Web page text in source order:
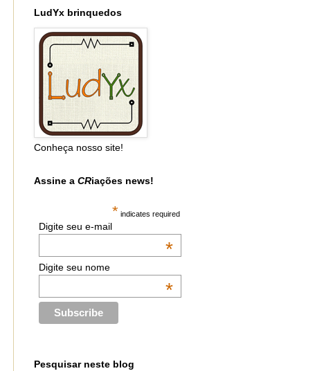
LudYx brinquedos
Conheça nosso site!
Assine a CRiações news!
* indicates required
Digite seu e-mail
*
Digite seu nome
*
Pesquisar neste blog